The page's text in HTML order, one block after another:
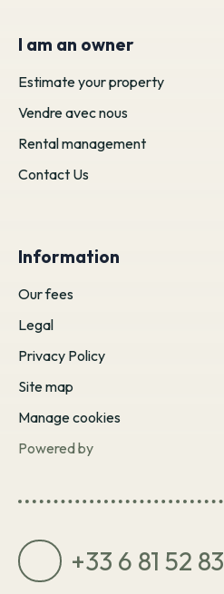
I am an owner
Estimate your property
Vendre avec nous
Rental management
Contact Us
Information
Our fees
Legal
Privacy Policy
Site map
Manage cookies
Powered by
+33 6 81 52